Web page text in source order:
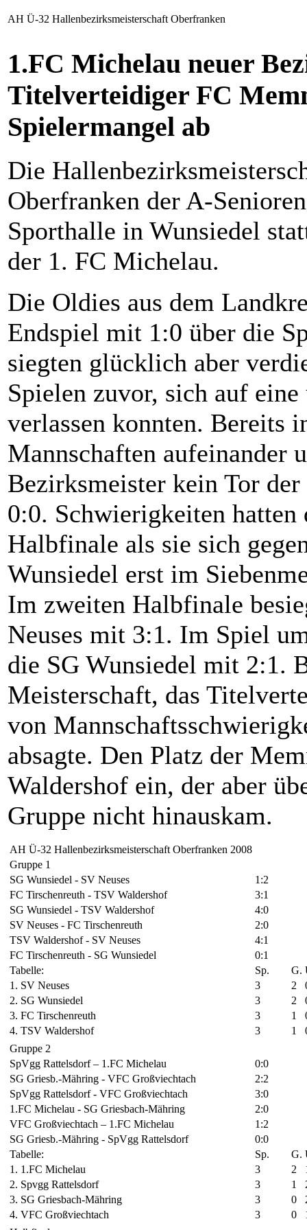
AH Ü-32 Hallenbezirksmeisterschaft Oberfranken
1.FC Michelau neuer
Titelverteidiger FC
Spielermangel ab
Die
Oberfranken der A-
Sporthalle in Wunsiedel
der 1. FC Michelau.
Die Oldies aus dem
Endspiel mit 1:0 über die
siegten glücklich aber
Spielen zuvor, sich auf
verlassen konnten. Bereits
Mannschaften aufeinander
Bezirksmeister kein Tor
0:0. Schwierigkeiten
Halbfinale als sie sich
Wunsiedel erst im
Im zweiten Halbfinale
Neuses mit 3:1. Im Spiel
die SG Wunsiedel mit 2:1.
Meisterschaft, das
von
absagte. Den Platz der
Waldershof ein, der aber
Gruppe nicht hinauskam.
AH Ü-32 Hallenbezirksmeisterschaft Oberfranken 2008
Gruppe 1
SG Wunsiedel - SV Neuses
1:2
FC Tirschenreuth - TSV Waldershof
3:1
SG Wunsiedel - TSV Waldershof
4:0
SV Neuses - FC Tirschenreuth
2:0
TSV Waldershof - SV Neuses
4:1
FC Tirschenreuth - SG Wunsiedel
0:1
Tabelle:
Sp. G.
1. SV Neuses
3 2
2. SG Wunsiedel
3 2
3. FC Tirschenreuth
3 1
4. TSV Waldershof
3 1
Gruppe 2
SpVgg Rattelsdorf – 1.FC Michelau
0:0
SG Griesb.-Mähring - VFC Großviechtach
2:2
SpVgg Rattelsdorf - VFC Großviechtach
3:0
1.FC Michelau - SG Griesbach-Mähring
2:0
VFC Großviechtach – 1.FC Michelau
1:2
SG Griesb.-Mähring - SpVgg Rattelsdorf
0:0
Tabelle:
Sp. G.
1. 1.FC Michelau
3 2
2. Spvgg Rattelsdorf
3 1
3. SG Griesbach-Mähring
3 0
4. VFC Großviechtach
3 0